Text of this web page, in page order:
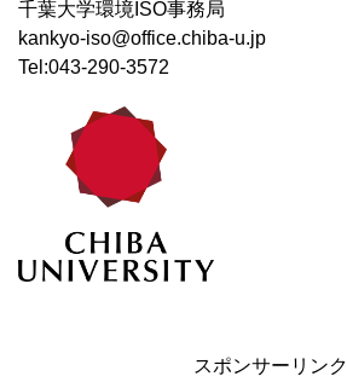
千葉大学環境ISO事務局
kankyo-iso@office.chiba-u.jp
Tel:043-290-3572
スポンサーリンク